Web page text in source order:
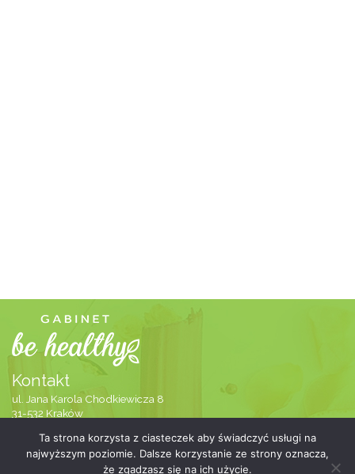
Kontakt
ul. Jana Karola Chodkiewicza 8
31-532 Kraków
info@gabinetbehealthy.pl
Ta strona korzysta z ciasteczek aby świadczyć usługi na
najwyższym poziomie. Dalsze korzystanie ze strony oznacza,
że zgadzasz się na ich użycie.